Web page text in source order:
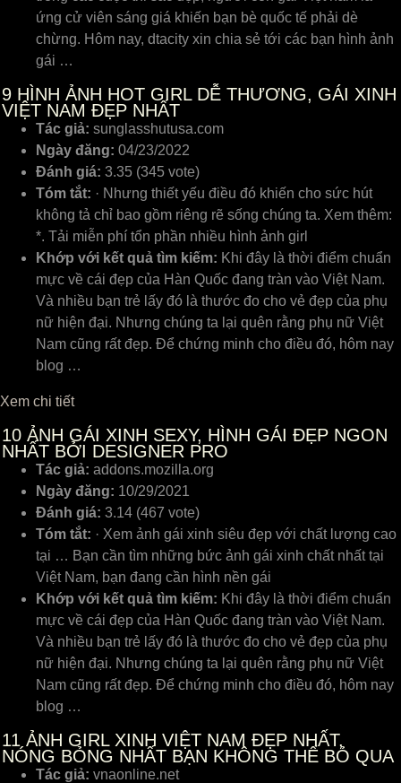
ứng cử viên sáng giá khiến bạn bè quốc tế phải dè
chừng. Hôm nay, dtacity xin chia sẻ tới các bạn hình ảnh
gái …
9 HÌNH ẢNH HOT GIRL DỄ THƯƠNG, GÁI XINH
VIỆT NAM ĐẸP NHẤT
Tác giả: sunglasshutusa.com
Ngày đăng: 04/23/2022
Đánh giá: 3.35 (345 vote)
Tóm tắt: · Nhưng thiết yếu điều đó khiến cho sức hút
không tả chỉ bao gồm riêng rẽ sống chúng ta. Xem thêm:
*. Tải miễn phí tổn phần nhiều hình ảnh girl
Khớp với kết quả tìm kiếm: Khi đây là thời điểm chuẩn
mực về cái đẹp của Hàn Quốc đang tràn vào Việt Nam.
Và nhiều bạn trẻ lấy đó là thước đo cho vẻ đẹp của phụ
nữ hiện đại. Nhưng chúng ta lại quên rằng phụ nữ Việt
Nam cũng rất đẹp. Để chứng minh cho điều đó, hôm nay
blog …
Xem chi tiết
10 ẢNH GÁI XINH SEXY, HÌNH GÁI ĐẸP NGON
NHẤT BỞI DESIGNER PRO
Tác giả: addons.mozilla.org
Ngày đăng: 10/29/2021
Đánh giá: 3.14 (467 vote)
Tóm tắt: · Xem ảnh gái xinh siêu đẹp với chất lượng cao
tại … Bạn cần tìm những bức ảnh gái xinh chất nhất tại
Việt Nam, bạn đang cần hình nền gái
Khớp với kết quả tìm kiếm: Khi đây là thời điểm chuẩn
mực về cái đẹp của Hàn Quốc đang tràn vào Việt Nam.
Và nhiều bạn trẻ lấy đó là thước đo cho vẻ đẹp của phụ
nữ hiện đại. Nhưng chúng ta lại quên rằng phụ nữ Việt
Nam cũng rất đẹp. Để chứng minh cho điều đó, hôm nay
blog …
11 ẢNH GIRL XINH VIỆT NAM ĐẸP NHẤT,
NÓNG BỎNG NHẤT BẠN KHÔNG THỂ BỎ QUA
Tác giả: vnaonline.net